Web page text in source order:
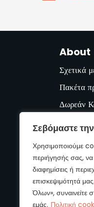
Σεβόμαστε την
Χρησιμοποιούμε
περιήγησής σας,
διαφημίσεις ή
επισκεψιμότητά
Όλων»,
εμάς. Πολιτική
About
Σχετικά
Πακέτα
Δωρεάν